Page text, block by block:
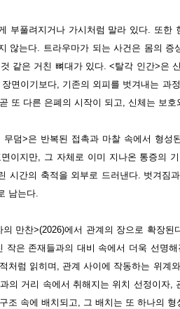
부풀려지거나 가시처럼 말라 있다. 또한
않는다. 트라우마가 되는 사건은 몸의
같은 거친 뼈대가 있다. <탈각 인간>은
면이기보다, 기존의 외피를 벗겨내는 과
또 다른 은폐의 시작이 되고, 신체는 보
무덤>은 반복된 접촉과 마찰 속에서 형성
이지만, 그 자체로 이미 지나온 통증의
시간의 축적을 외부로 드러낸다. 벗겨짐
남는다.
만찬>(2026)에서 관계의 장으로 확장
작은 존재들과의 대비 속에서 더욱 선명
처럼 읽히며, 관계 사이에 작동하는 위계
의 거리 속에서 취해지는 위치 선정이자,
조 속에 배치되고, 그 배치는 또 하나의 형